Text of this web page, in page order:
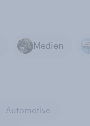
Medien
Automotive